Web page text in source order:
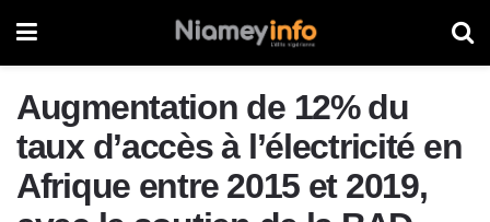
Augmentation de 12% du
taux d’accès à l’électricité en
Afrique entre 2015 et 2019,